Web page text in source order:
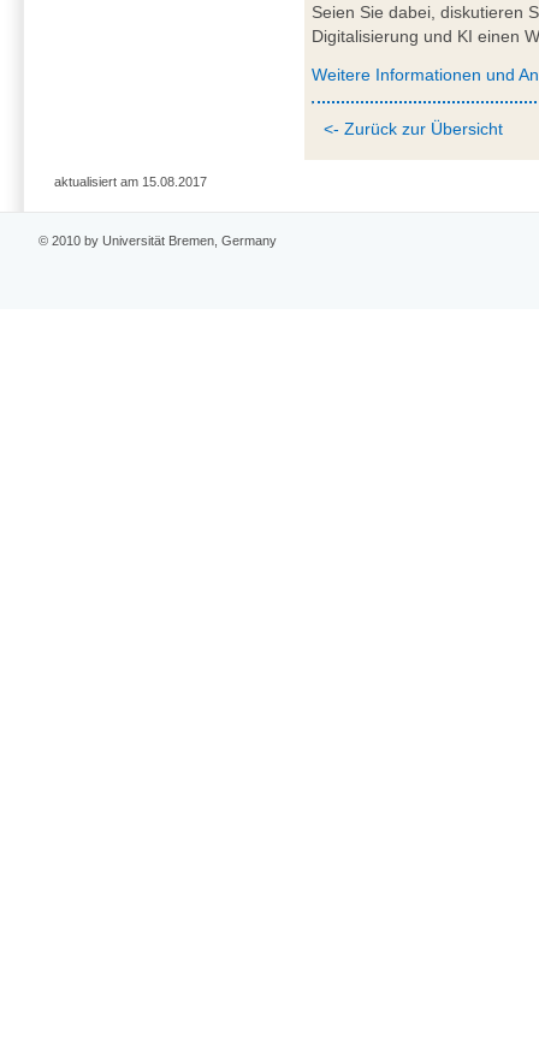
Seien Sie dabei, diskutieren
Digitalisierung und KI einen
Weitere Informationen und
<- Zurück zur Übersicht
aktualisiert am 15.08.2017
© 2010 by Universität Bremen, Germany